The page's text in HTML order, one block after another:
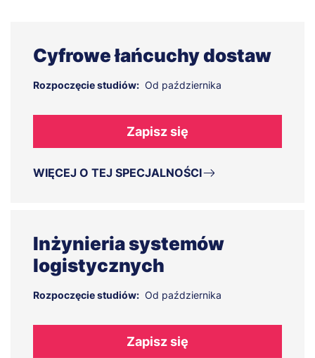
Cyfrowe łańcuchy dostaw
Rozpoczęcie studiów: Od października
Zapisz się
WIĘCEJ O TEJ SPECJALNOŚCI
Inżynieria systemów
logistycznych
Rozpoczęcie studiów: Od października
Zapisz się